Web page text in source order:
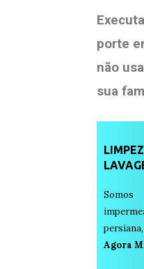
porte
não
sua
Agora